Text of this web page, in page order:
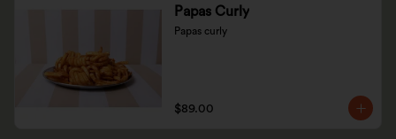
Papas Curly
Papas curly
$89.00